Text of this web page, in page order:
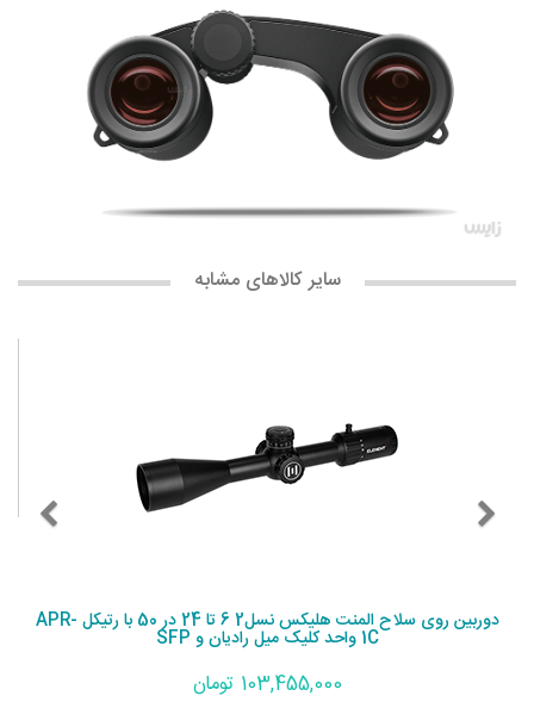
سایر کالاهای مشابه
دوربین روی سلاح المنت هلیکس نسل2 6 تا 24 در 50 با رتیکل APR-
1C واحد کلیک میل رادیان و SFP
103,455,000 تومان